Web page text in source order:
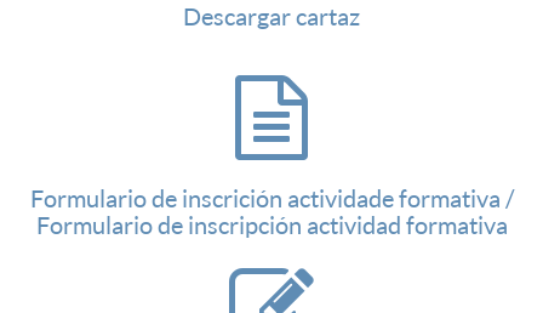
Descargar cartaz
Formulario de inscrición actividade formativa /
Formulario de inscripción actividad formativa